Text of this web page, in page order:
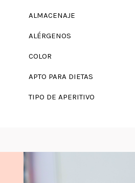
ALMACENAJE
ALÉRGENOS
COLOR
APTO PARA DIETAS
TIPO DE APERITIVO